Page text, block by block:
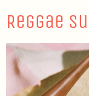
Reggae